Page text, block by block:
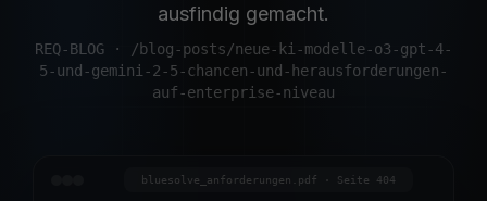
ausfindig gemacht.
REQ-BLOG ·
/blog-posts/neue-ki-modelle-o3-gpt-4-
5-und-gemini-2-5-chancen-und-herausforderungen-
auf-enterprise-niveau
bluesolve_anforderungen.pdf · Seite 404